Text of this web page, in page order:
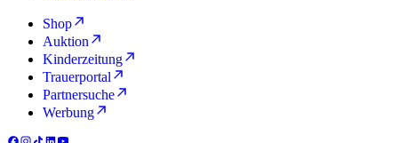
Shop
Auktion
Kinderzeitung
Trauerportal
Partnersuche
Werbung